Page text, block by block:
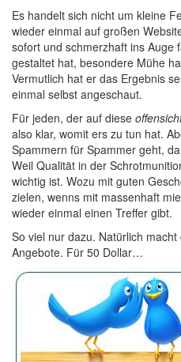
Es handelt sich nicht um kleine
wieder einmal auf großen
sofort und schmerzhaft ins Auge
gestaltet hat, besondere Mühe
Vermutlich hat er das Ergebnis
einmal selbst angeschaut.
Für jeden, der auf diese
also klar, womit ers zu tun hat.
Spammern für Spammer geht,
Weil Qualität in der
wichtig ist. Wozu mit guten
zielen, wenns mit massenhaft
wieder einmal einen Treffer gibt.
So viel nur dazu. Natürlich
Angebote. Für 50 Dollar…